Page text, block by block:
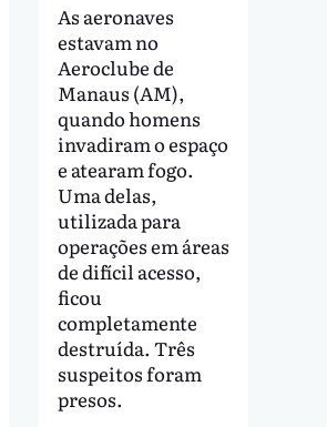
As aeronaves
estavam no
Aeroclube de
Manaus (AM),
quando homens
invadiram o espaço
e atearam fogo.
Uma delas,
utilizada para
operações em áreas
de difícil acesso,
ficou
completamente
destruída. Três
suspeitos foram
presos.